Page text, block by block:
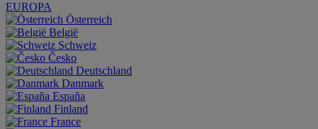
EUROPA
Österreich
België
Schweiz
Česko
Deutschland
Danmark
España
Finland
France